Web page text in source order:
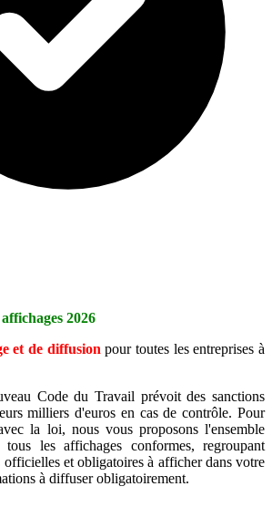
2026
et de diffusion pour toutes les entreprises à
Code du Travail prévoit des sanctions
milliers d'euros en cas de contrôle. Pour
la loi, nous vous proposons l'ensemble
les affichages conformes, regroupant
et obligatoires à afficher dans votre
à diffuser obligatoirement.